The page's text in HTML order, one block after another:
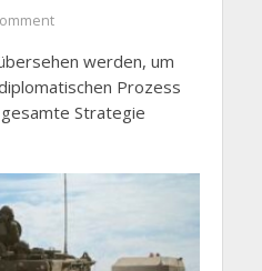
werden, um
Prozess
Strategie